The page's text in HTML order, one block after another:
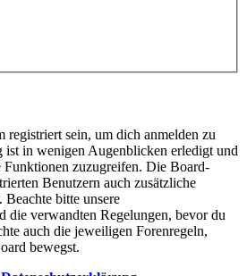
registriert sein, um dich anmelden zu
ist in wenigen Augenblicken erledigt und
zuzugreifen. Die Board-
Benutzern auch zusätzliche
bitte unsere
die verwandten Regelungen, bevor du
auch die jeweiligen Forenregeln,
bewegst.